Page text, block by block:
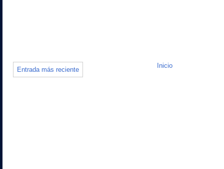
Entrada más reciente
Inicio